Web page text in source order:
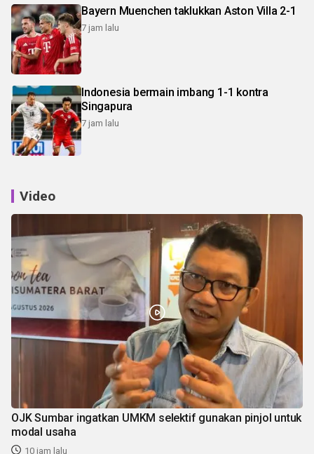
Bayern Muenchen taklukkan Aston Villa 2-1
7 jam lalu
Indonesia bermain imbang 1-1 kontra
Singapura
7 jam lalu
Video
OJK Sumbar ingatkan UMKM selektif gunakan pinjol untuk
modal usaha
10 jam lalu